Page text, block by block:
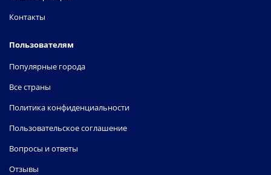
Контакты
Пользователям
Популярные города
Все страны
Политика конфиденциальности
Пользовательское соглашение
Вопросы и ответы
Отзывы